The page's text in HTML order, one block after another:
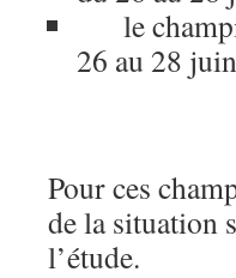
le
26 au 28 juin
Pour ces
de la situation
l’étude.